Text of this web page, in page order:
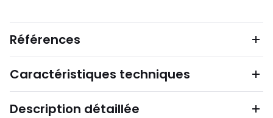
Références
Caractéristiques techniques
Description détaillée